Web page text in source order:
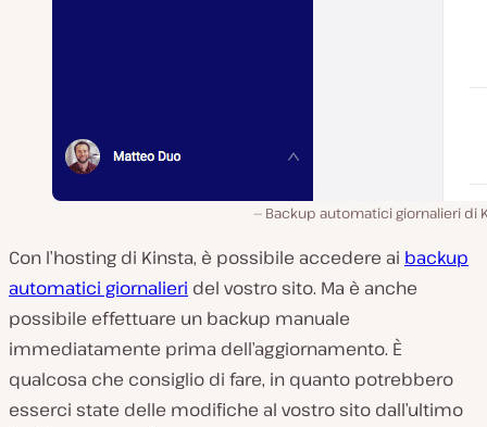
Backup automatici giornalieri di
Con l’hosting di Kinsta, è possibile accedere ai backup
automatici giornalieri del vostro sito. Ma è anche
possibile effettuare un backup manuale
immediatamente prima dell’aggiornamento. È
qualcosa che consiglio di fare, in quanto potrebbero
esserci state delle modifiche al vostro sito dall’ultimo